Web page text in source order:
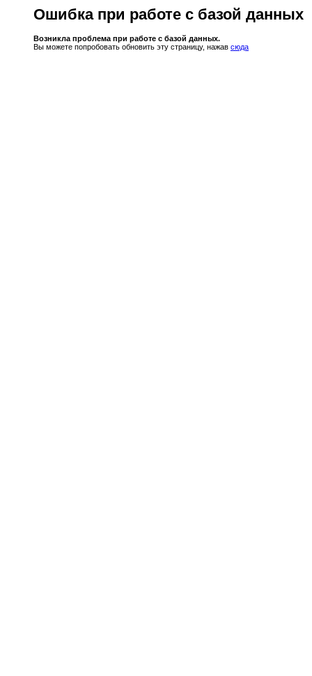
Ошибка при работе с базой данных
Возникла проблема при работе с базой данных.
Вы можете попробовать обновить эту страницу, нажав сюда